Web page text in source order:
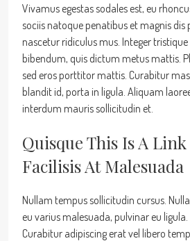
Vivamus egestas sodales est, eu
sociis natoque penatibus et magnis
nascetur ridiculus mus. Integer
bibendum, quis dictum metus mattis.
sed eros porttitor mattis. Curabitur
blandit id, porta in ligula. Aliquam
interdum mauris sollicitudin et.
Quisque This Is A
Facilisis At Malesuada
Nullam tempus sollicitudin cursus.
eu varius malesuada, pulvinar eu
Curabitur adipiscing erat vel libero